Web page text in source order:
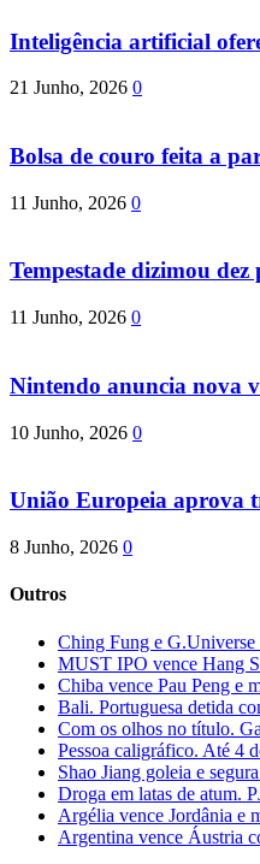
Inteligência artificial
21 Junho, 2026 0
Bolsa de couro feita a
11 Junho, 2026 0
Tempestade dizimou
11 Junho, 2026 0
Nintendo anuncia nova
10 Junho, 2026 0
União Europeia aprova
8 Junho, 2026 0
Outros
Ching Fung e
MUST IPO vence Hang
Chiba vence Pau Peng e
Bali. Portuguesa detida
Com os olhos no título.
Pessoa caligráfico. Até 4
Shao Jiang goleia e
Droga em latas de atum.
Argélia vence Jordânia e
Argentina vence Áustria